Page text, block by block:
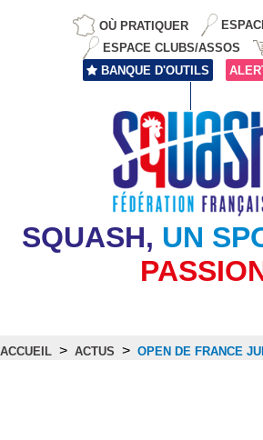
OÙ PRATIQUER
ESPACE CLUBS/ASSOS
BANQUE D'OUTILS
SQUASH, UN
ACCUEIL > ACTUS > OPEN DE FRANCE